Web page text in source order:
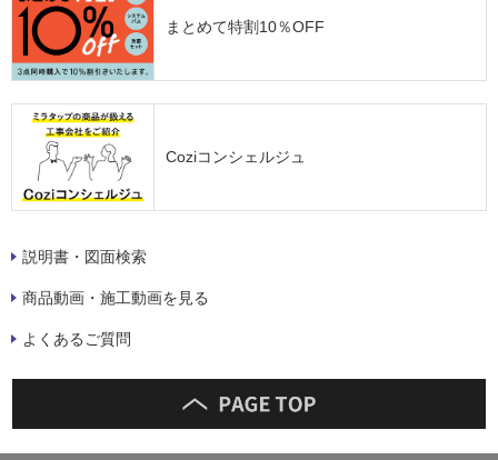
まとめて特割10％OFF
Coziコンシェルジュ
説明書・図面検索
商品動画・施工動画を見る
よくあるご質問